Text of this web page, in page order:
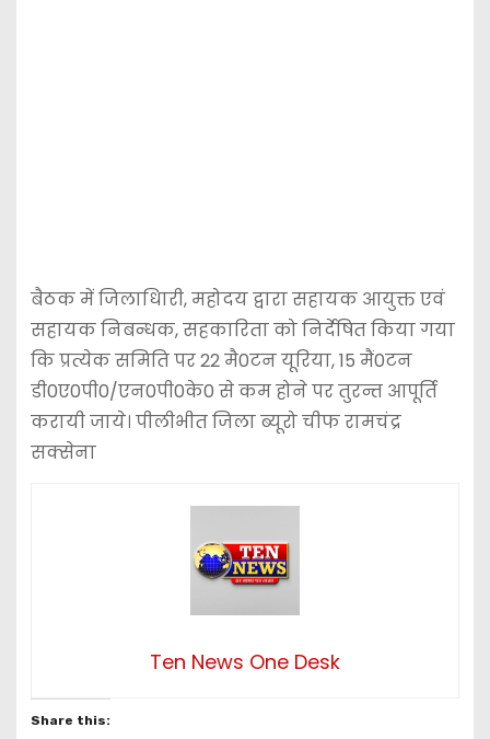
बैठक में जिलाधिारी, महोदय द्वारा सहायक आयुक्त एवं
सहायक निबन्धक, सहकारिता को निर्देषित किया गया
कि प्रत्येक समिति पर 22 मै0टन यूरिया, 15 मैं0टन
डी0ए0पी0/एन0पी0के0 से कम होने पर तुरन्त आपूर्ति
करायी जाये। पीलीभीत जिला ब्यूरो चीफ रामचंद्र
सक्सेना
Ten News One Desk
Share this: